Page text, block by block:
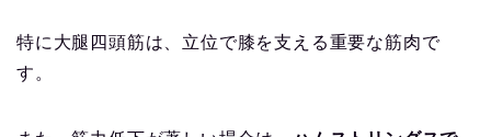
特に大腿四頭筋は、立位で膝を支える重要な筋肉で
す。